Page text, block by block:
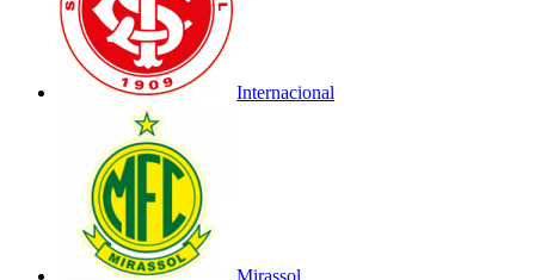
Internacional
Mirassol